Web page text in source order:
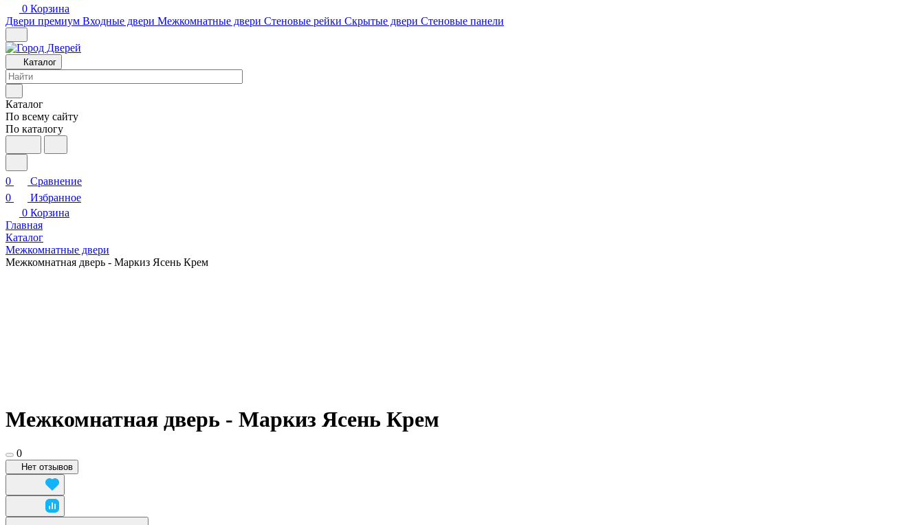
0 Корзина
Двери премиум Входные двери Межкомнатные двери Стеновые рейки Скрытые двери Стеновые панели
Каталог
Каталог
По всему сайту
По каталогу
0
Сравнение
0
Избранное
0 Корзина
Главная
Каталог
Межкомнатные двери
Межкомнатная дверь - Маркиз Ясень Крем
Межкомнатная дверь - Маркиз Ясень Крем
0
Нет отзывов